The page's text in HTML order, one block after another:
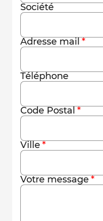
Société
Adresse mail
Téléphone
Code Postal
Ville
Votre message